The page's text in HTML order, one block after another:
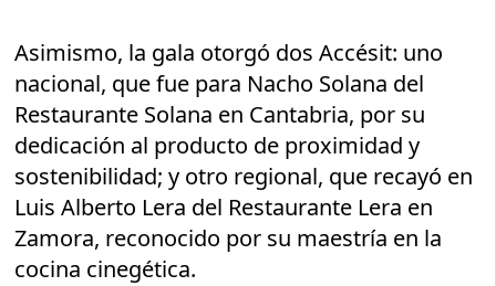
Asimismo, la gala otorgó dos Accésit: uno
nacional, que fue para Nacho Solana del
Restaurante Solana en Cantabria, por su
dedicación al producto de proximidad y
sostenibilidad; y otro regional, que recayó en
Luis Alberto Lera del Restaurante Lera en
Zamora, reconocido por su maestría en la
cocina cinegética.